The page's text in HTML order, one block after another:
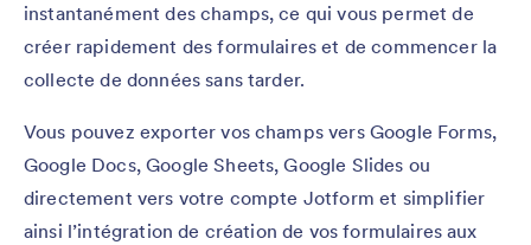
instantanément des champs, ce qui vous permet de
créer rapidement des formulaires et de commencer la
collecte de données sans tarder.
Vous pouvez exporter vos champs vers Google Forms,
Google Docs, Google Sheets, Google Slides ou
directement vers votre compte Jotform et simplifier
ainsi l’intégration de création de vos formulaires aux